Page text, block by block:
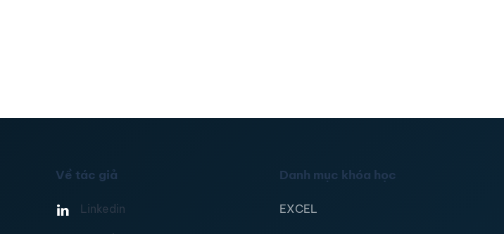
Về tác giả
Linkedin
Danh mục khóa học
EXCEL